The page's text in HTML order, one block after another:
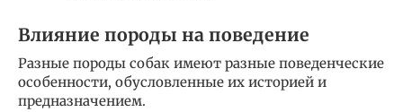
Влияние породы на поведение
Разные породы собак имеют разные поведенческие
особенности, обусловленные их историей и
предназначением.